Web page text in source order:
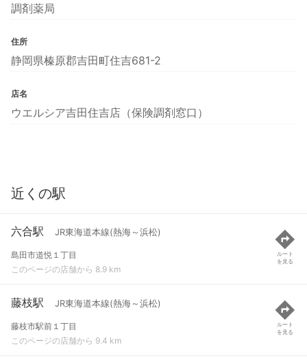
調剤薬局
住所
静岡県榛原郡吉田町住吉681-2
店名
ウエルシア吉田住吉店（保険調剤窓口）
近くの駅
六合駅 JR東海道本線(熱海～浜松)
島田市道悦１丁目
このページの店舗から 8.9 km
ルート
を見る
藤枝駅 JR東海道本線(熱海～浜松)
藤枝市駅前１丁目
このページの店舗から 9.4 km
ルート
を見る